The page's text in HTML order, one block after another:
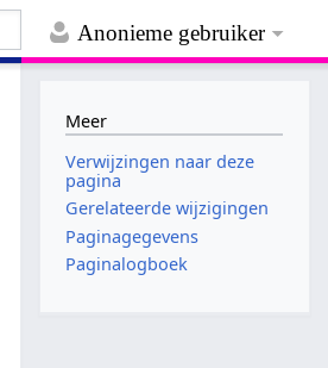
Anonieme gebruiker
Meer
Verwijzingen naar deze
pagina
Gerelateerde wijzigingen
Paginagegevens
Paginalogboek